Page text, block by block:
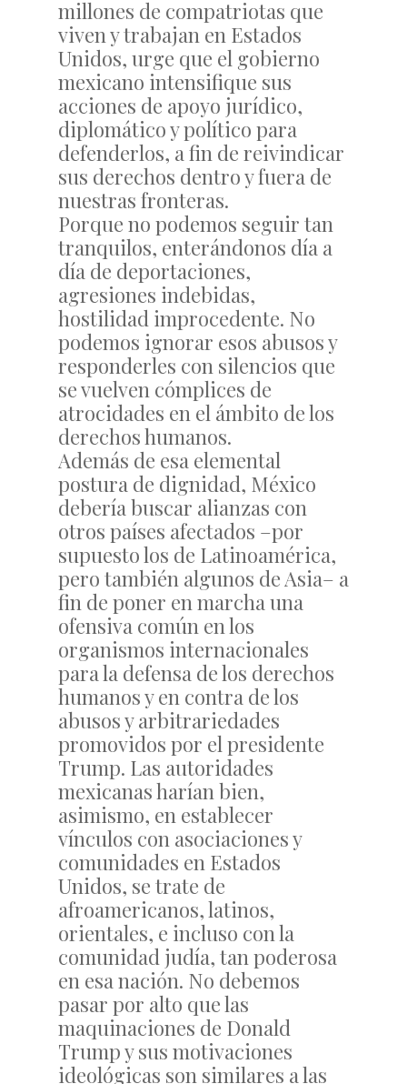
millones de compatriotas que
viven y trabajan en Estados
Unidos, urge que el gobierno
mexicano intensifique sus
acciones de apoyo jurídico,
diplomático y político para
defenderlos, a fin de reivindicar
sus derechos dentro y fuera de
nuestras fronteras.
Porque no podemos seguir tan
tranquilos, enterándonos día a
día de deportaciones,
agresiones indebidas,
hostilidad improcedente. No
podemos ignorar esos abusos y
responderles con silencios que
se vuelven cómplices de
atrocidades en el ámbito de los
derechos humanos.
Además de esa elemental
postura de dignidad, México
debería buscar alianzas con
otros países afectados –por
supuesto los de Latinoamérica,
pero también algunos de Asia– a
fin de poner en marcha una
ofensiva común en los
organismos internacionales
para la defensa de los derechos
humanos y en contra de los
abusos y arbitrariedades
promovidos por el presidente
Trump. Las autoridades
mexicanas harían bien,
asimismo, en establecer
vínculos con asociaciones y
comunidades en Estados
Unidos, se trate de
afroamericanos, latinos,
orientales, e incluso con la
comunidad judía, tan poderosa
en esa nación. No debemos
pasar por alto que las
maquinaciones de Donald
Trump y sus motivaciones
ideológicas son similares a las